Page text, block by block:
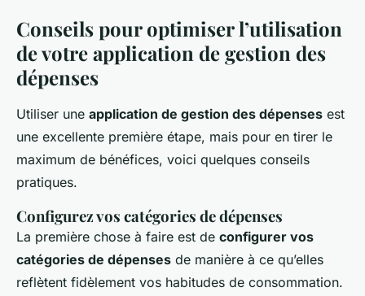
Conseils pour optimiser l’utilisation
de votre application de gestion des
dépenses
Utiliser une application de gestion des dépenses est
une excellente première étape, mais pour en tirer le
maximum de bénéfices, voici quelques conseils
pratiques.
Configurez vos catégories de dépenses
La première chose à faire est de configurer vos
catégories de dépenses de manière à ce qu’elles
reflètent fidèlement vos habitudes de consommation.